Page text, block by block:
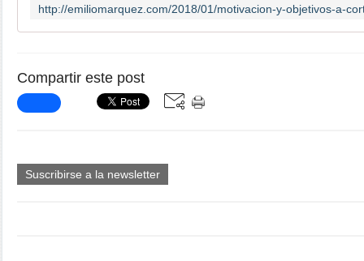
Compartir este post
Suscribirse a la newsletter